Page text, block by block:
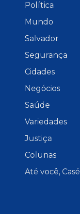
Política
Mundo
Salvador
Segurança
Cidades
Negócios
Saúde
Variedades
Justiça
Colunas
Até você, Casé